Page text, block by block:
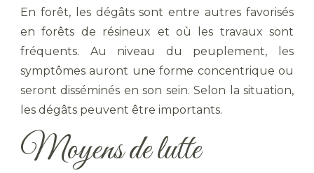
En forêt, les dégâts sont entre autres favorisés
en forêts de résineux et où les travaux sont
fréquents. Au niveau du peuplement, les
symptômes auront une forme concentrique ou
seront disséminés en son sein. Selon la situation,
les dégâts peuvent être importants.
Moyens de lutte